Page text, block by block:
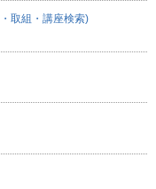
取組・講座検索)